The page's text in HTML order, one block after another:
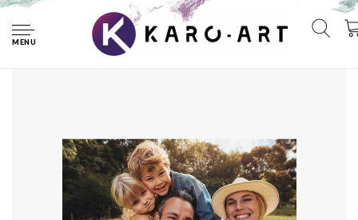
MENU
Eigen foto op canvas